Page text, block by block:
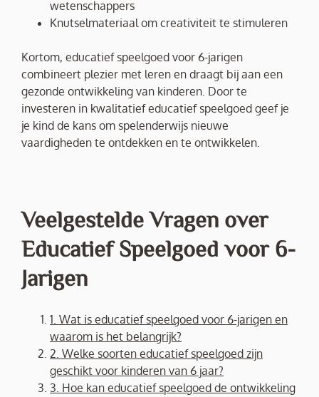
wetenschappers
Knutselmateriaal om creativiteit te stimuleren
Kortom, educatief speelgoed voor 6-jarigen
combineert plezier met leren en draagt bij aan een
gezonde ontwikkeling van kinderen. Door te
investeren in kwalitatief educatief speelgoed geef je
je kind de kans om spelenderwijs nieuwe
vaardigheden te ontdekken en te ontwikkelen.
Veelgestelde Vragen over
Educatief Speelgoed voor 6-
Jarigen
1. Wat is educatief speelgoed voor 6-jarigen en
waarom is het belangrijk?
2. Welke soorten educatief speelgoed zijn
geschikt voor kinderen van 6 jaar?
3. Hoe kan educatief speelgoed de ontwikkeling